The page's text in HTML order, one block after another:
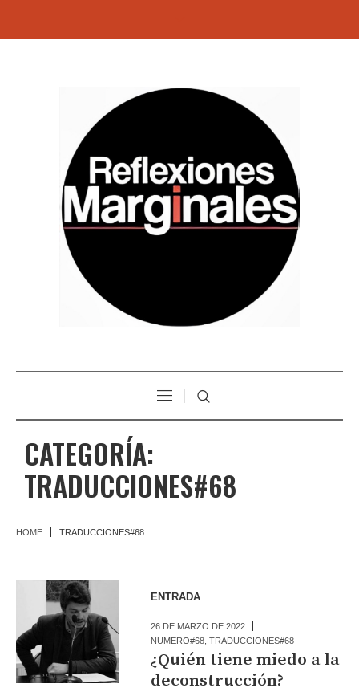
CATEGORÍA:
TRADUCCIONES#68
HOME TRADUCCIONES#68
ENTRADA
26 DE MARZO DE 2022
NUMERO#68 ,TRADUCCIONES#68
¿Quién tiene miedo a la
deconstrucción?